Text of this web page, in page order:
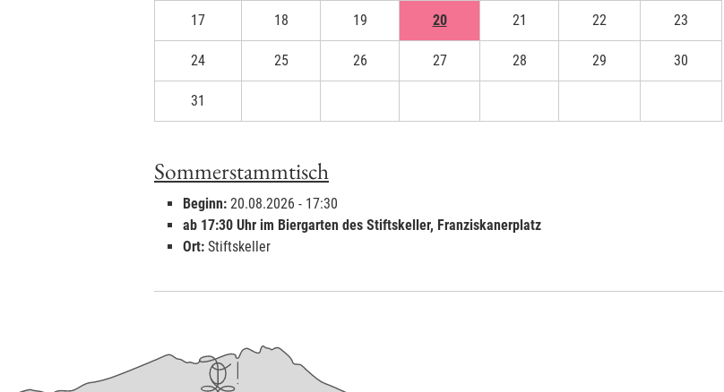
17 18 19 20 21 22 23
24 25 26 27 28 29 30
31
Sommerstammtisch
Beginn: 20.08.2026 - 17:30
ab 17:30 Uhr im Biergarten des Stiftskeller, Franziskanerplatz
Ort: Stiftskeller